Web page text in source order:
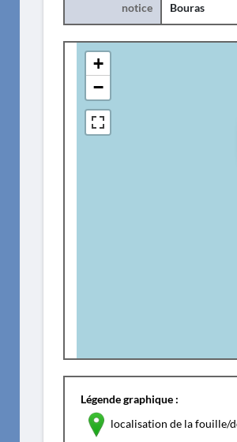
notice
Bouras
+
−
Légende graphique :
localisation de la fouille/